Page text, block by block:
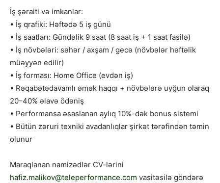
İş şəraiti və imkanlar:
• İş qrafiki: Həftədə 5 iş günü
• İş saatları: Gündəlik 9 saat (8 saat iş + 1 saat fasilə)
• İş növbələri: səhər / axşam / gecə (növbələr həftəlik
müəyyən edilir)
• İş forması: Home Office (evdən iş)
• Rəqabətədavamlı əmək haqqı + növbələrə uyğun olaraq
20–40% əlavə ödəniş
• Performansa əsaslanan aylıq 10%-dək bonus sistemi
• Bütün zəruri texniki avadanlıqlar şirkət tərəfindən təmin
olunur
Maraqlanan namizədlər CV-lərini
hafiz.malikov@teleperformance.com vasitəsilə göndərə